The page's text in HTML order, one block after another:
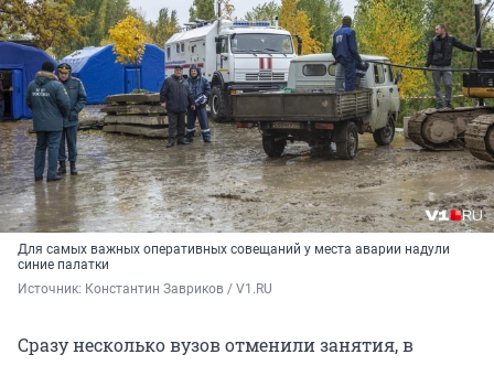
Для самых важных оперативных совещаний у места аварии надули
синие палатки
Источник: Константин Завриков / V1.RU
Сразу несколько вузов отменили занятия, в